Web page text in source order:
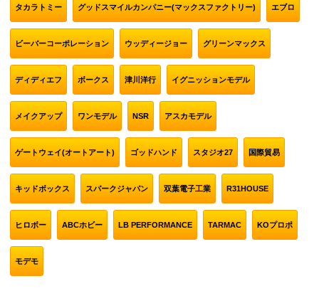
タカラトミー グッドスマイルカンパニー(マックスファクトリー) エブロ
ビーバーコーポレーション ウッディージョー グリーンマックス
ディディエフ ボークス 津川洋行 イグニッションモデル
メイクアップ ワンモデル NSR アスカモデル
ゲートウェイ(オートアート) ゴッドハンド スタジオ27 国際貿易
キッドボックス スパークジャパン 双葉電子工業 R31HOUSE
ヒロボー ABCホビー LB PERFORMANCE TARMAC KOプロポ
モデモ